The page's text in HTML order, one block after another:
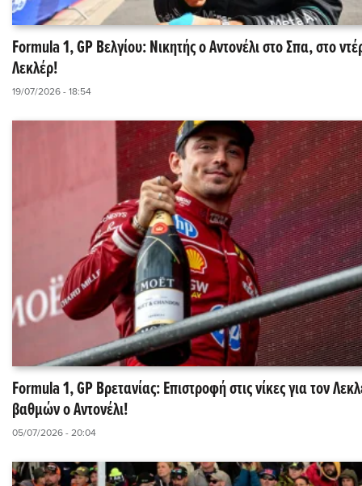
Formula 1, GP Βελγίου: Νικητής ο Αντονέλι στο Σπα, στο
Λεκλέρ!
19/07/2026 - 18:54
Formula 1, GP Βρετανίας: Επιστροφή στις νίκες για τον
βαθμών ο Αντονέλι!
05/07/2026 - 20:04